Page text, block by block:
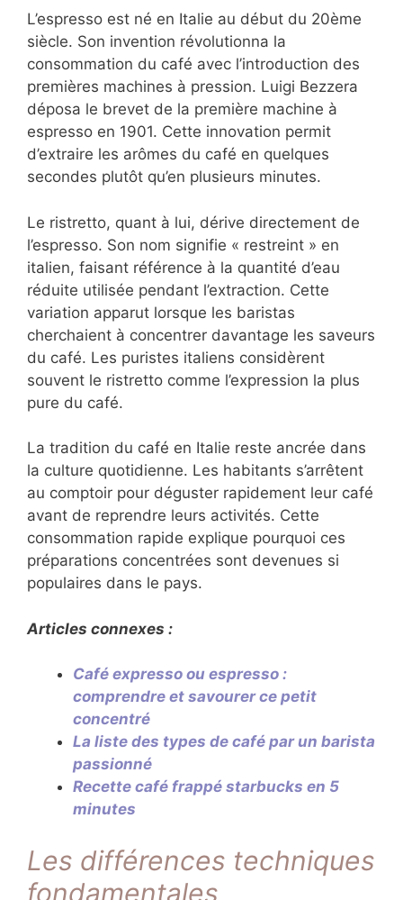
L’espresso est né en Italie au début du 20ème
siècle. Son invention révolutionna la
consommation du café avec l’introduction des
premières machines à pression. Luigi Bezzera
déposa le brevet de la première machine à
espresso en 1901. Cette innovation permit
d’extraire les arômes du café en quelques
secondes plutôt qu’en plusieurs minutes.
Le ristretto, quant à lui, dérive directement de
l’espresso. Son nom signifie « restreint » en
italien, faisant référence à la quantité d’eau
réduite utilisée pendant l’extraction. Cette
variation apparut lorsque les baristas
cherchaient à concentrer davantage les saveurs
du café. Les puristes italiens considèrent
souvent le ristretto comme l’expression la plus
pure du café.
La tradition du café en Italie reste ancrée dans
la culture quotidienne. Les habitants s’arrêtent
au comptoir pour déguster rapidement leur café
avant de reprendre leurs activités. Cette
consommation rapide explique pourquoi ces
préparations concentrées sont devenues si
populaires dans le pays.
Articles connexes :
Café expresso ou espresso :
comprendre et savourer ce petit
concentré
La liste des types de café par un barista
passionné
Recette café frappé starbucks en 5
minutes
Les différences techniques
fondamentales